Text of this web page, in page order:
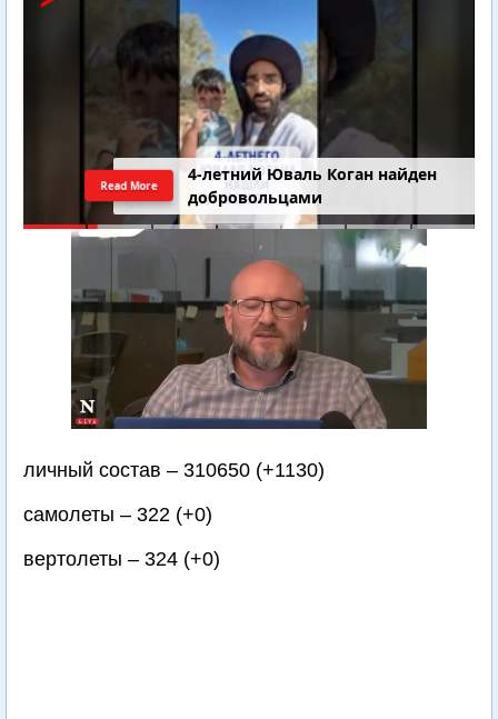
4-летний Юваль Коган найден
добровольцами
Read More
личный состав – 310650 (+1130)
самолеты – 322 (+0)
вертолеты – 324 (+0)